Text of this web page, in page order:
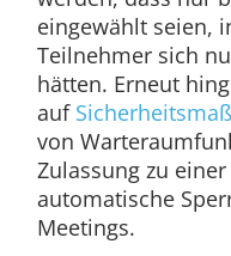
eingewählt seien,
Teilnehmer sich
hätten. Erneut
auf
von
Zulassung zu
automatische
Meetings.